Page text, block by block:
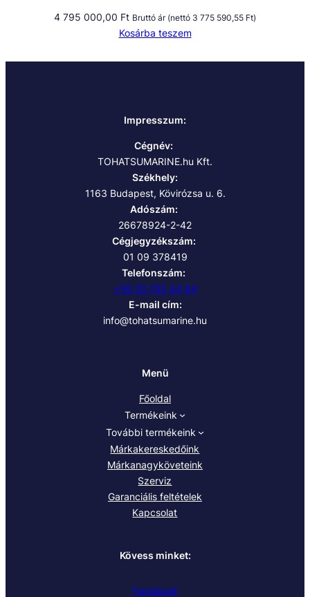
4 795 000,00 Ft Bruttó ár (nettó 3 775 590,55 Ft)
Kosárba teszem
Impresszum:
Cégnév:
TOHATSUMARINE.hu Kft.
Székhely:
1163 Budapest, Kövirózsa u. 6.
Adószám:
26678924-2-42
Cégjegyzékszám:
01 09 378419
Telefonszám:
+36 20 745 44 64
E-mail cím:
info@tohatsumarine.hu
Menü
Főoldal
Termékeink
További termékeink
Márkakereskedőink
Márkanagyköveteink
Szerviz
Garanciális feltételek
Kapcsolat
Kövess minket:
Facebook